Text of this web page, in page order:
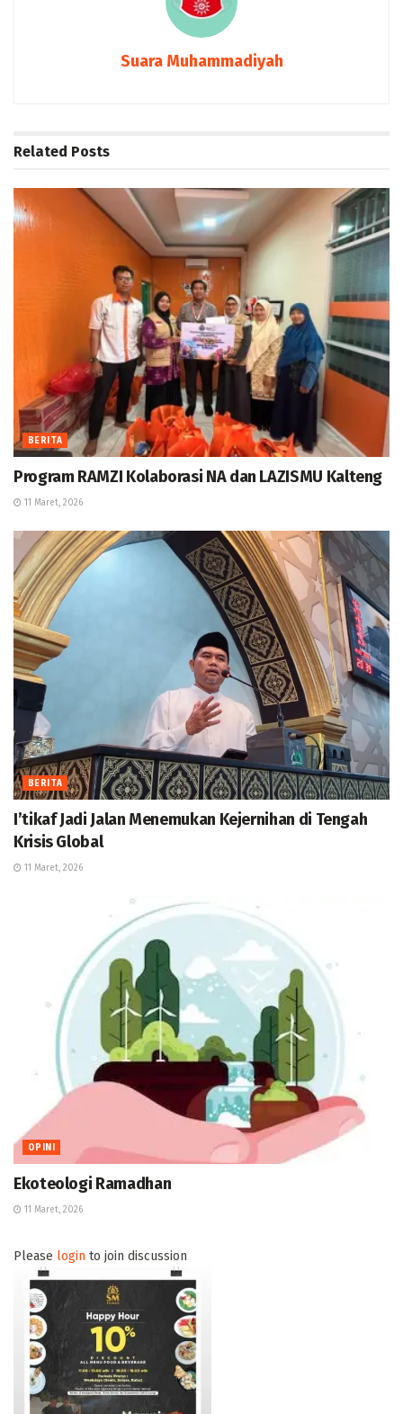
Suara Muhammadiyah
Related Posts
BERITA
Program RAMZI Kolaborasi NA dan LAZISMU Kalteng
11 Maret, 2026
BERITA
I’tikaf Jadi Jalan Menemukan Kejernihan di Tengah
Krisis Global
11 Maret, 2026
OPINI
Ekoteologi Ramadhan
11 Maret, 2026
Please login to join discussion